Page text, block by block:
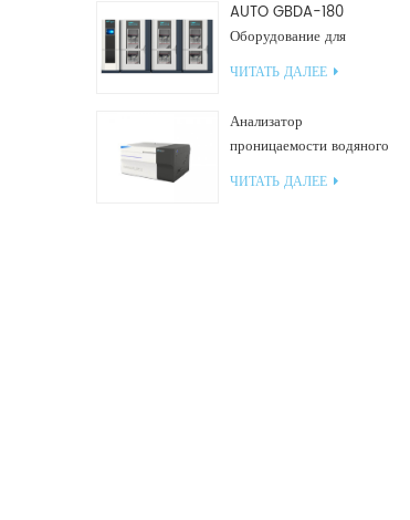
AUTO GBDA-180
Оборудование для
испытания пластмасс на
разложение компоста
ЧИТАТЬ ДАЛЕЕ
Анализатор
проницаемости водяного
пара W812 (чашечный
метод) Испытательное
ЧИТАТЬ ДАЛЕЕ